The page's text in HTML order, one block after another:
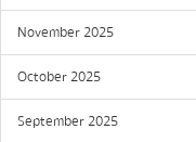
November 2025
October 2025
September 2025